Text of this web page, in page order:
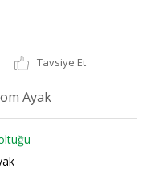
Tavsiye Et
Ayak